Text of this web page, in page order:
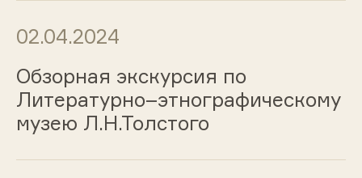
02.04.2024
Обзорная экскурсия по
Литературно–этнографическому
музею Л.Н.Толстого